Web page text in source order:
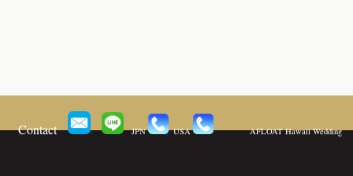
Contact JPN USA AFLOAT Hawaii